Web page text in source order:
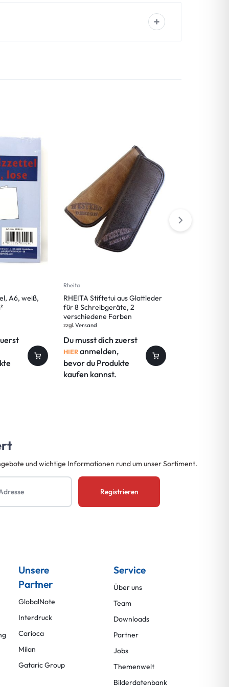
A6, weiß,
Rheita
RHEITA Stiftetui aus Glattleder
für 8 Schreibgeräte, 2
verschiedene Farben
zzgl. Versand
Du musst dich zuerst
HIERanmelden,
bevor du Produkte
kaufen kannst.
und wichtige Informationen rund um unser Sortiment.
Unsere
Partner
GlobalNote
Interdruck
Carioca
Milan
Gataric Group
Service
Über uns
Team
Downloads
Partner
Jobs
Themenwelt
Bilderdatenbank